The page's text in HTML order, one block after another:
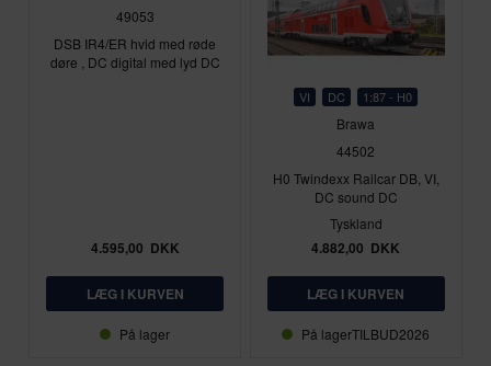
49053
DSB IR4/ER hvid med røde
døre , DC digital med lyd DC
4.595,00 DKK
På lager
VI DC 1:87 - H0
Brawa
44502
H0 Twindexx Railcar DB, VI,
DC sound DC
Tyskland
4.882,00 DKK
På lagerTILBUD2026